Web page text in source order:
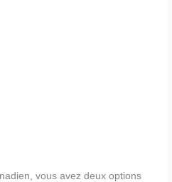
vous avez deux options